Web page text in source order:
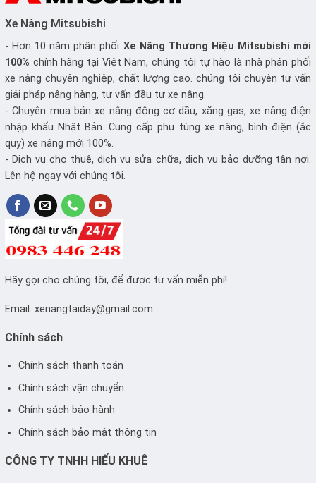
Xe Nâng Mitsubishi
- Hơn 10 năm phân phối Xe Nâng Thương Hiệu Mitsubishi mới
100% chính hãng tại Việt Nam, chúng tôi tự hào là nhà phân phối
xe nâng chuyên nghiệp, chất lượng cao. chúng tôi chuyên tư vấn
giải pháp nâng hàng, tư vấn đầu tư xe nâng.
- Chuyên mua bán xe nâng động cơ dầu, xăng gas, xe nâng điện
nhập khẩu Nhật Bản. Cung cấp phụ tùng xe nâng, bình điện (ắc
quy) xe nâng mới 100%.
- Dịch vụ cho thuê, dịch vụ sửa chữa, dịch vụ bảo dưỡng tận nơi.
Lên hệ ngay với chúng tôi.
Hãy gọi cho chúng tôi, để được tư vấn miễn phí!
Email: xenangtaiday@gmail.com
Chính sách
Chính sách thanh toán
Chính sách vận chuyển
Chính sách bảo hành
Chính sách bảo mật thông tin
CÔNG TY TNHH HIẾU KHUÊ